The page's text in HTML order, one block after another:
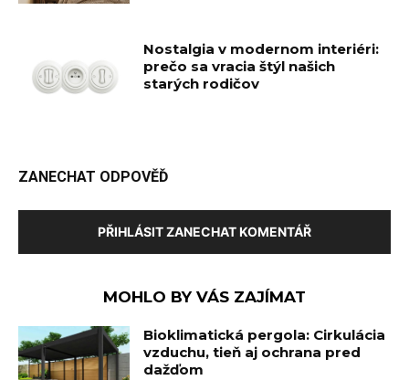
Nostalgia v modernom interiéri:
prečo sa vracia štýl našich
starých rodičov
ZANECHAT ODPOVĚĎ
PŘIHLÁSIT ZANECHAT KOMENTÁŘ
MOHLO BY VÁS ZAJÍMAT
Bioklimatická pergola: Cirkulácia
vzduchu, tieň aj ochrana pred
dažďom